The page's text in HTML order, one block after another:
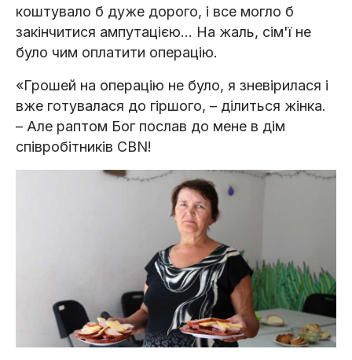
коштувало б дуже дорого, і все могло б
закінчитися ампутацією... На жаль, сім'ї не
було чим оплатити операцію.
«Грошей на операцію не було, я зневірилася і
вже готувалася до гіршого, – ділиться жінка.
– Але раптом Бог послав до мене в дім
співробітників CBN!